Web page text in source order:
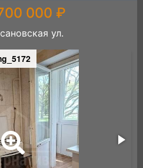
000 ₽
ул.